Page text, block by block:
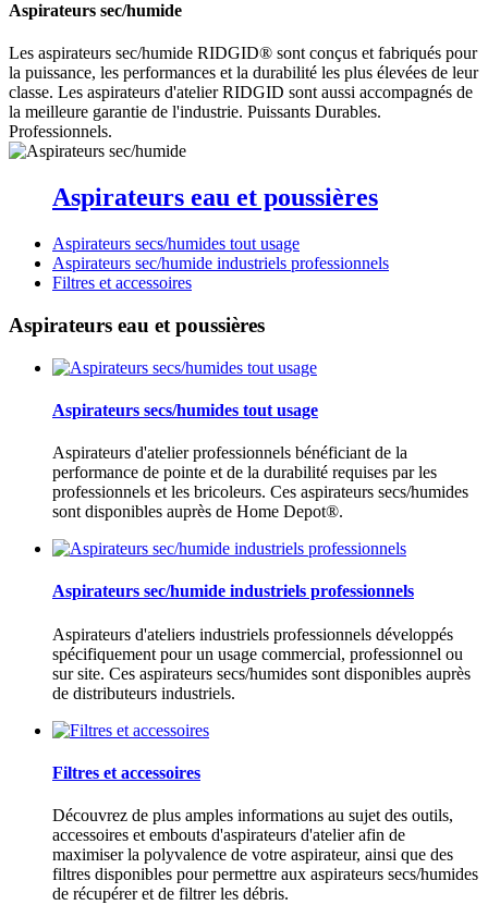
Aspirateurs sec/humide
Les aspirateurs sec/humide RIDGID® sont conçus et fabriqués pour
la puissance, les performances et la durabilité les plus élevées de leur
classe. Les aspirateurs d'atelier RIDGID sont aussi accompagnés de
la meilleure garantie de l'industrie. Puissants Durables.
Professionnels.
Aspirateurs eau et poussières
Aspirateurs secs/humides tout usage
Aspirateurs sec/humide industriels professionnels
Filtres et accessoires
Aspirateurs eau et poussières
Aspirateurs secs/humides tout usage
Aspirateurs d'atelier professionnels bénéficiant de la
performance de pointe et de la durabilité requises par les
professionnels et les bricoleurs. Ces aspirateurs secs/humides
sont disponibles auprès de Home Depot®.
Aspirateurs sec/humide industriels professionnels
Aspirateurs d'ateliers industriels professionnels développés
spécifiquement pour un usage commercial, professionnel ou
sur site. Ces aspirateurs secs/humides sont disponibles auprès
de distributeurs industriels.
Filtres et accessoires
Découvrez de plus amples informations au sujet des outils,
accessoires et embouts d'aspirateurs d'atelier afin de
maximiser la polyvalence de votre aspirateur, ainsi que des
filtres disponibles pour permettre aux aspirateurs secs/humides
de récupérer et de filtrer les débris.